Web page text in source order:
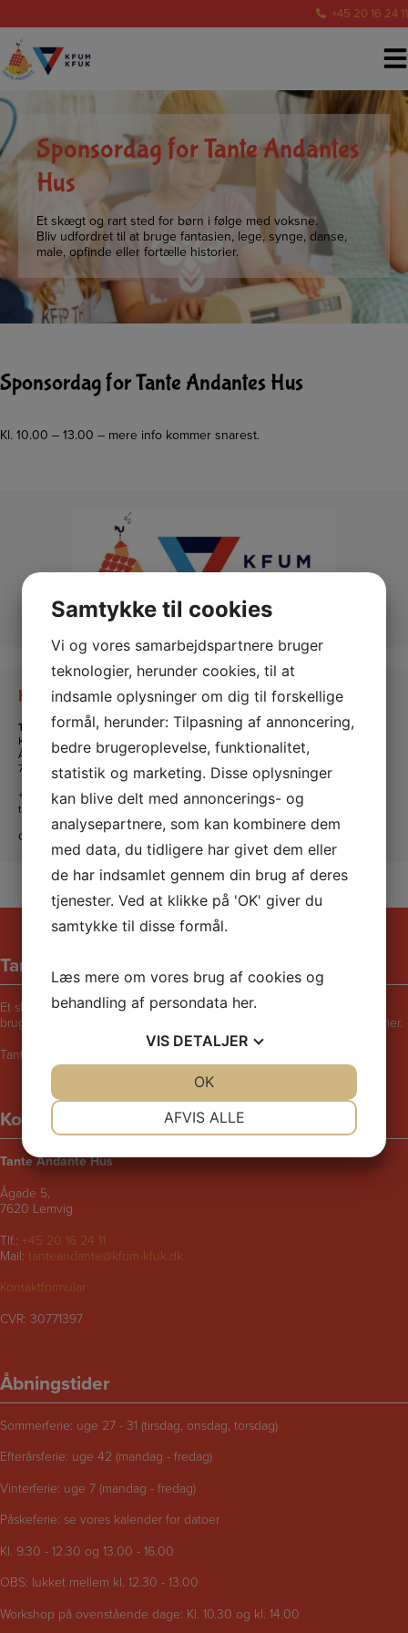
indholdet
+45 20 16 24 11
Sponsordag for Tante Andantes
Hus
Et skægt og rart sted for børn i følge med voksne.
Bliv udfordret til at bruge fantasien, lege, synge, danse,
male, opfinde eller fortælle historier.
Sponsordag for Tante Andantes Hus
Kl. 10.00 – 13.00 – mere info kommer snarest.
Kontakt os
Tante Andante Hus
KFUM og KFUK i Lemvig
Ågade 5
7620 Lemvig
+45 20 16 24 11
tanteandante@kfum-kfuk.dk
CVR: 30771397
Tante Andantes hus
Et skægt og rart sted for børn i følge med voksne. Bliv udfordret til at
bruge fantasien, lege, synge, danse, male, opfinde eller fortælle historier.
Tante Andantes Hus i Lemvig drives af KFUM og KFUK i Lemvig.
Kontaktinformation
Tante Andante Hus
Ågade 5,
7620 Lemvig
Tlf.: +45 20 16 24 11
Mail: tanteandante@kfum-kfuk.dk
Kontaktformular
CVR: 30771397
Åbningstider
Sommerferie: uge 27 - 31 (tirsdag, onsdag, torsdag)
Efterårsferie: uge 42 (mandag - fredag)
Vinterferie: uge 7 (mandag - fredag)
Påskeferie: se vores kalender for datoer
Kl. 9.30 - 12.30 og 13.00 - 16.00
OBS: lukket mellem kl. 12.30 - 13.00
Workshop på ovenstående dage: Kl. 10.30 og kl. 14.00
Samtykke til cookies
Vi og vores samarbejdspartnere bruger
teknologier, herunder cookies, til at
indsamle oplysninger om dig til forskellige
formål, herunder: Tilpasning af annoncering,
bedre brugeroplevelse, funktionalitet,
statistik og marketing. Disse oplysninger
kan blive delt med annoncerings- og
analysepartnere, som kan kombinere dem
med data, du tidligere har givet dem eller
de har indsamlet gennem din brug af deres
tjenester. Ved at klikke på 'OK' giver du
samtykke til disse formål.
Læs mere om vores brug af cookies og
behandling af persondata her.
VIS DETALJER
AFVIS ALLE
OK